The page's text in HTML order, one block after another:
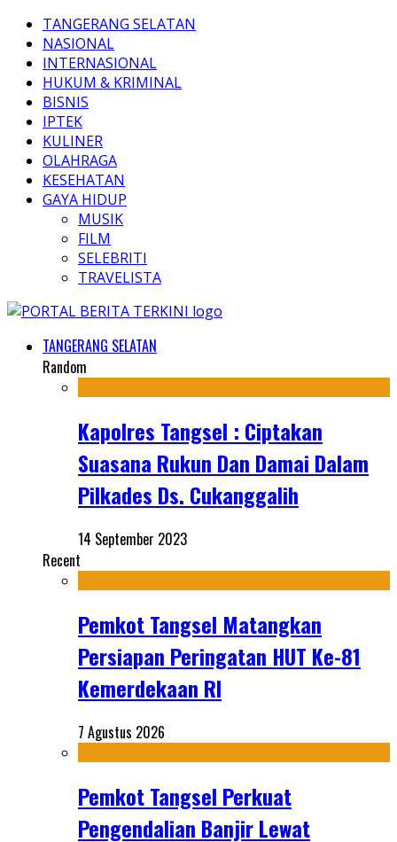
TANGERANG SELATAN
NASIONAL
INTERNASIONAL
HUKUM & KRIMINAL
BISNIS
IPTEK
KULINER
OLAHRAGA
KESEHATAN
GAYA HIDUP
MUSIK
FILM
SELEBRITI
TRAVELISTA
TANGERANG SELATAN
Random
Kapolres Tangsel : Ciptakan
Suasana Rukun Dan Damai Dalam
Pilkades Ds. Cukanggalih
14 September 2023
Recent
Pemkot Tangsel Matangkan
Persiapan Peringatan HUT Ke-81
Kemerdekaan RI
7 Agustus 2026
Pemkot Tangsel Perkuat
Pengendalian Banjir Lewat